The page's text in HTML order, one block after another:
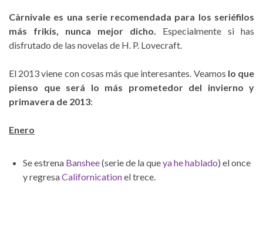
Càrnivale es una serie recomendada para los seriéfilos
más frikis, nunca mejor dicho. Especialmente si has
disfrutado de las novelas de H. P. Lovecraft.
El 2013 viene con cosas más que interesantes. Veamos lo que
pienso que será lo más prometedor del invierno y
primavera de 2013:
Enero
Se estrena Banshee(serie de la queya he hablado) el once
y regresaCalifornicationel trece.